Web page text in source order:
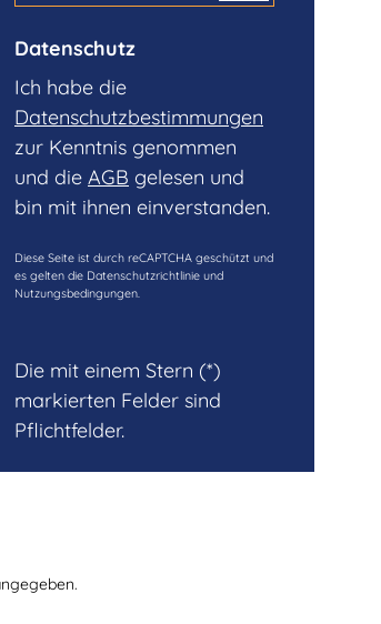
Datenschutz
Ich habe die
Datenschutzbestimmungen
zur Kenntnis genommen
und die AGB gelesen und
bin mit ihnen einverstanden.
Diese Seite ist durch reCAPTCHA geschützt und
es gelten die Datenschutzrichtlinie und
Nutzungsbedingungen.
Die mit einem Stern (*)
markierten Felder sind
Pflichtfelder.